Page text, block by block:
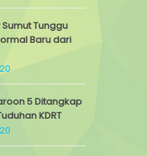
Tunggu
Baru dari
5 Ditangkap
KDRT